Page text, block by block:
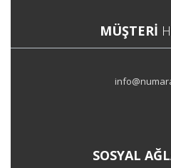
MÜŞTERI
SOSYAL